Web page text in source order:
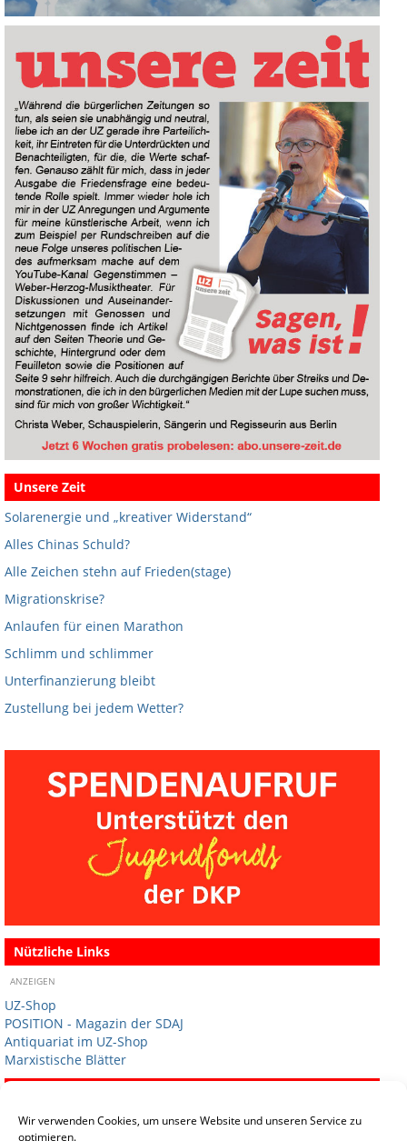
Wir verwenden Cookies, um unsere Website und unseren Service zu
optimieren.
Unsere Zeit
Solarenergie und „kreativer Widerstand“
Alles Chinas Schuld?
Alle Zeichen stehn auf Frieden(stage)
Migrationskrise?
Anlaufen für einen Marathon
Schlimm und schlimmer
Unterfinanzierung bleibt
Zustellung bei jedem Wetter?
Nützliche Links
ANZEIGEN
UZ-Shop
POSITION - Magazin der SDAJ
Antiquariat im UZ-Shop
Marxistische Blätter